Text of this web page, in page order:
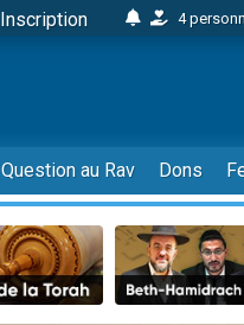
Inscription
4
17
4
Il reste
23
Eva vient de
4 personnes
3 personnes
Question au Rav Dons